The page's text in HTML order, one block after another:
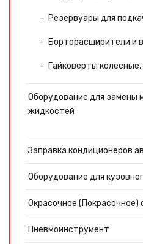
Резервуары для
Борторасширители и
Гайковерты
Оборудование для замены
жидкостей
Заправка кондиционеров
Оборудование для
Окрасочное (Покрасочное)
Пневмоинструмент